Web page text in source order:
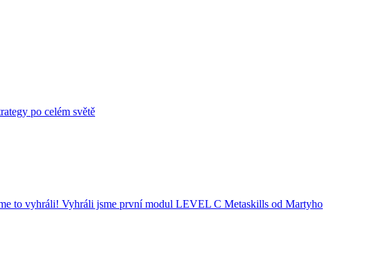
po celém světě
to vyhráli! Vyhráli jsme první modul LEVEL C Metaskills od Martyho